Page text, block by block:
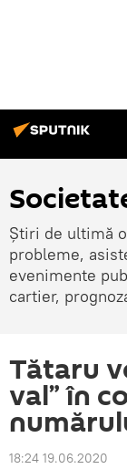
Știri de ultimă
probleme,
evenimente
cartier,
Tătaru
val” în
18:24 19.06.2020